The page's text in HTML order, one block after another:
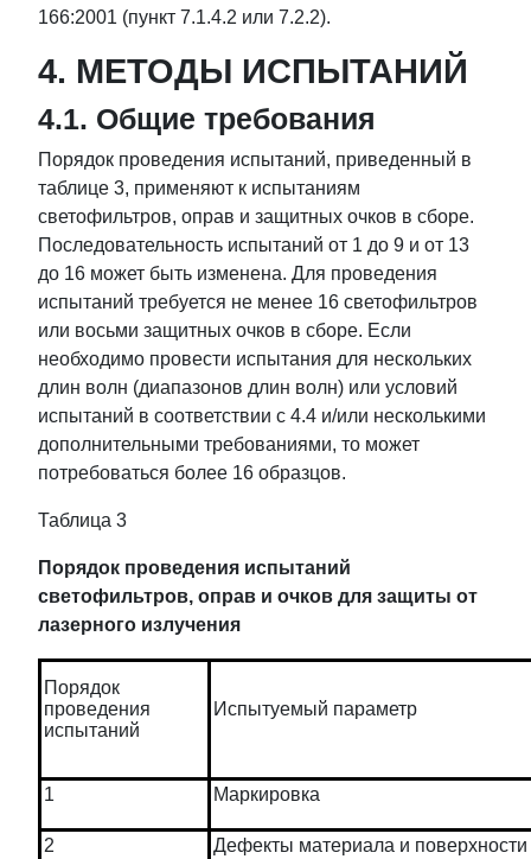
166:2001 (пункт 7.1.4.2 или 7.2.2).
4. МЕТОДЫ ИСПЫТАНИЙ
4.1. Общие требования
Порядок проведения испытаний, приведенный в
таблице 3, применяют к испытаниям
светофильтров, оправ и защитных очков в сборе.
Последовательность испытаний от 1 до 9 и от 13
до 16 может быть изменена. Для проведения
испытаний требуется не менее 16 светофильтров
или восьми защитных очков в сборе. Если
необходимо провести испытания для нескольких
длин волн (диапазонов длин волн) или условий
испытаний в соответствии с 4.4 и/или несколькими
дополнительными требованиями, то может
потребоваться более 16 образцов.
Таблица 3
Порядок проведения испытаний
светофильтров, оправ и очков для защиты от
лазерного излучения
Порядок
проведения
испытаний
Испытуемый параметр
1 Маркировка
2 Дефекты материала и поверхности